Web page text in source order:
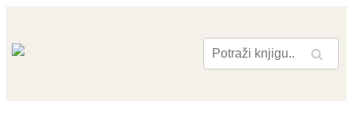
Pretraga